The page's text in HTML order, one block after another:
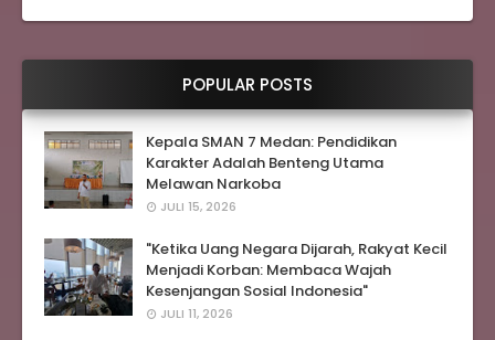
POPULAR POSTS
Kepala SMAN 7 Medan: Pendidikan
Karakter Adalah Benteng Utama
Melawan Narkoba
JULI 15, 2026
"Ketika Uang Negara Dijarah, Rakyat Kecil
Menjadi Korban: Membaca Wajah
Kesenjangan Sosial Indonesia"
JULI 11, 2026